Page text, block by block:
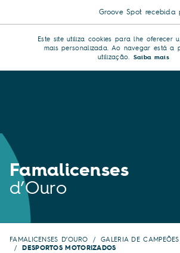
Groove Spot recebida
Este site utiliza cookies para lhe oferecer
mais personalizada. Ao navegar está a
utilização. Saiba mais
Famalicenses
d’Ouro
FAMALICENSES D’OURO GALERIA DE CAMPEÕES
DESPORTOS MOTORIZADOS